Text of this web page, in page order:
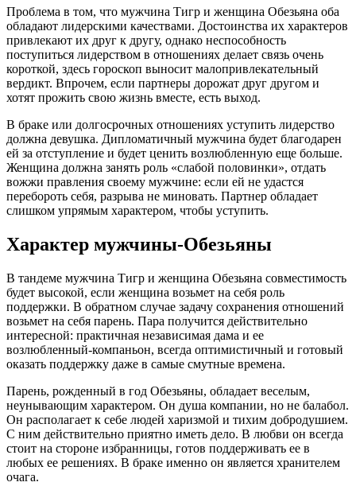
Проблема в том, что мужчина Тигр и женщина Обезьяна оба
обладают лидерскими качествами. Достоинства их характеров
привлекают их друг к другу, однако неспособность
поступиться лидерством в отношениях делает связь очень
короткой, здесь гороскоп выносит малопривлекательный
вердикт. Впрочем, если партнеры дорожат друг другом и
хотят прожить свою жизнь вместе, есть выход.
В браке или долгосрочных отношениях уступить лидерство
должна девушка. Дипломатичный мужчина будет благодарен
ей за отступление и будет ценить возлюбленную еще больше.
Женщина должна занять роль «слабой половинки», отдать
вожжи правления своему мужчине: если ей не удастся
перебороть себя, разрыва не миновать. Партнер обладает
слишком упрямым характером, чтобы уступить.
Характер мужчины-Обезьяны
В тандеме мужчина Тигр и женщина Обезьяна совместимость
будет высокой, если женщина возьмет на себя роль
поддержки. В обратном случае задачу сохранения отношений
возьмет на себя парень. Пара получится действительно
интересной: практичная независимая дама и ее
возлюбленный-компаньон, всегда оптимистичный и готовый
оказать поддержку даже в самые смутные времена.
Парень, рожденный в год Обезьяны, обладает веселым,
неунывающим характером. Он душа компании, но не балабол.
Он располагает к себе людей харизмой и тихим добродушием.
С ним действительно приятно иметь дело. В любви он всегда
стоит на стороне избранницы, готов поддерживать ее в
любых ее решениях. В браке именно он является хранителем
очага.